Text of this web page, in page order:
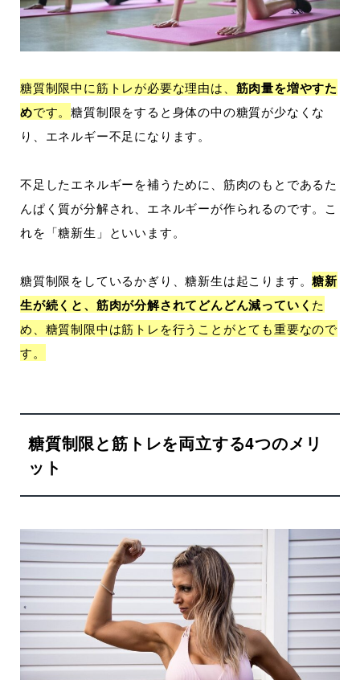
糖質制限中に筋トレが必要な理由は、 筋肉量を増やすた
めです。糖質制限をすると身体の中の糖質が少なくな
り、エネルギー不足になります。
不足したエネルギーを補うために、筋肉のもとであるた
んぱく質が分解され、エネルギーが作られるのです。こ
れを「糖新生」といいます。
糖質制限をしているかぎり、糖新生は起こります。糖新
生が続くと、筋肉が分解されてどんどん減っていく た
め、糖質制限中は筋トレを行うことがとても重要なので
す。
糖質制限と筋トレを両立する4つのメリ
ット